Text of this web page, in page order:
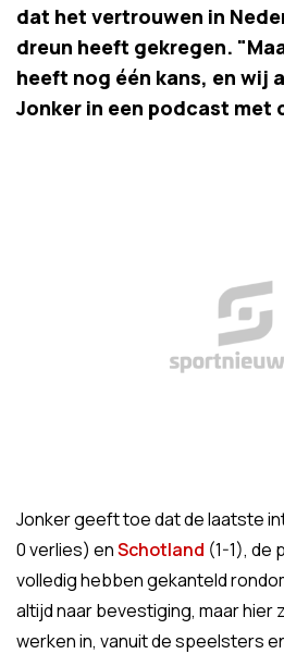
dat het vertrouwen in
dreun heeft gekregen.
heeft nog één kans, en wij
Jonker in een podcast met
Jonker geeft toe dat de laatste
0 verlies) enSchotland (1-1), de
volledig hebben gekanteld
altijd naar bevestiging, maar hier
werken in, vanuit de speelsters